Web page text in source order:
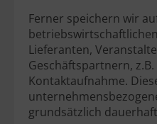
Ferner speichern wir
Lieferanten,
Geschäftspartnern,
Kontaktaufnahme.
grundsätzlich